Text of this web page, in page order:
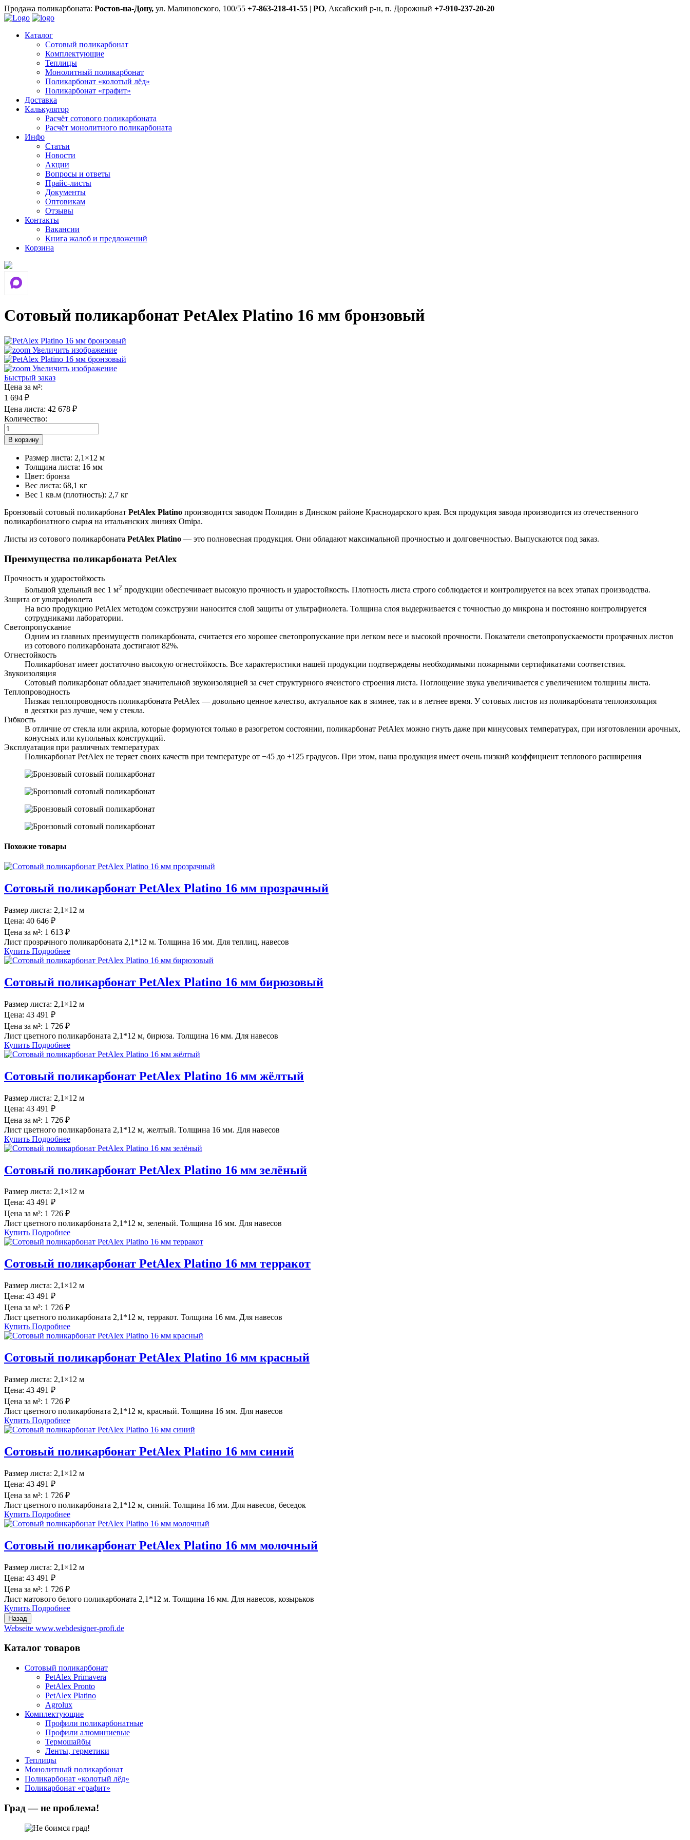
Продажа поликарбоната: Ростов-на-Дону, ул. Малиновского, 100/55 +7-863-218-41-55 | РО, Аксайский р-н, п. Дорожный +7-910-237-20-20
Каталог
Сотовый поликарбонат
Комплектующие
Теплицы
Монолитный поликарбонат
Поликарбонат «колотый лёд»
Поликарбонат «графит»
Доставка
Калькулятор
Расчёт сотового поликарбоната
Расчёт монолитного поликарбоната
Инфо
Статьи
Новости
Акции
Вопросы и ответы
Прайс-листы
Документы
Оптовикам
Отзывы
Контакты
Вакансии
Книга жалоб и предложений
Корзина
Сотовый поликарбонат PetAlex Platino 16 мм бронзовый
Увеличить изображение
Увеличить изображение
Быстрый заказ
Цена за м²:
1 694 ₽
Цена листа: 42 678 ₽
Количество:
Размер листа: 2,1×12 м
Толщина листа: 16 мм
Цвет: бронза
Вес листа: 68,1 кг
Вес 1 кв.м (плотность): 2,7 кг
Бронзовый сотовый поликарбонат PetAlex Platino производится заводом Полидин в Динском районе Краснодарского края. Вся продукция завода производится из отечественного
поликарбонатного сырья на итальянских линиях Omipa.
Листы из сотового поликарбоната PetAlex Platino — это полновесная продукция. Они обладают максимальной прочностью и долговечностью. Выпускаются под заказ.
Преимущества поликарбоната PetAlex
Прочность и ударостойкость
Большой удельный вес 1 м2 продукции обеспечивает высокую прочность и ударостойкость. Плотность листа строго соблюдается и контролируется на всех этапах производства.
Защита от ультрафиолета
На всю продукцию PetAlex методом соэкструзии наносится слой защиты от ультрафиолета. Толщина слоя выдерживается с точностью до микрона и постоянно контролируется
сотрудниками лаборатории.
Светопропускание
Одним из главных преимуществ поликарбоната, считается его хорошее светопропускание при легком весе и высокой прочности. Показатели светопропускаемости прозрачных листов
из сотового поликарбоната достигают 82%.
Огнестойкость
Поликарбонат имеет достаточно высокую огнестойкость. Все характеристики нашей продукции подтверждены необходимыми пожарными сертификатами соответствия.
Звукоизоляция
Сотовый поликарбонат обладает значительной звукоизоляцией за счет структурного ячеистого строения листа. Поглощение звука увеличивается с увеличением толщины листа.
Теплопроводность
Низкая теплопроводность поликарбоната PetAlex — довольно ценное качество, актуальное как в зимнее, так и в летнее время. У сотовых листов из поликарбоната теплоизоляция
в десятки раз лучше, чем у стекла.
Гибкость
В отличие от стекла или акрила, которые формуются только в разогретом состоянии, поликарбонат PetAlex можно гнуть даже при минусовых температурах, при изготовлении арочных,
конусных или купольных конструкций.
Эксплуатация при различных температурах
Поликарбонат PetAlex не теряет своих качеств при температуре от −45 до +125 градусов. При этом, наша продукция имеет очень низкий коэффициент теплового расширения
Похожие товары
Сотовый поликарбонат PetAlex Platino 16 мм прозрачный
Размер листа: 2,1×12 м
Цена: 40 646 ₽
Цена за м²: 1 613 ₽
Лист прозрачного поликарбоната 2,1*12 м. Толщина 16 мм. Для теплиц, навесов
Купить Подробнее
Сотовый поликарбонат PetAlex Platino 16 мм бирюзовый
Размер листа: 2,1×12 м
Цена: 43 491 ₽
Цена за м²: 1 726 ₽
Лист цветного поликарбоната 2,1*12 м, бирюза. Толщина 16 мм. Для навесов
Купить Подробнее
Сотовый поликарбонат PetAlex Platino 16 мм жёлтый
Размер листа: 2,1×12 м
Цена: 43 491 ₽
Цена за м²: 1 726 ₽
Лист цветного поликарбоната 2,1*12 м, желтый. Толщина 16 мм. Для навесов
Купить Подробнее
Сотовый поликарбонат PetAlex Platino 16 мм зелёный
Размер листа: 2,1×12 м
Цена: 43 491 ₽
Цена за м²: 1 726 ₽
Лист цветного поликарбоната 2,1*12 м, зеленый. Толщина 16 мм. Для навесов
Купить Подробнее
Сотовый поликарбонат PetAlex Platino 16 мм терракот
Размер листа: 2,1×12 м
Цена: 43 491 ₽
Цена за м²: 1 726 ₽
Лист цветного поликарбоната 2,1*12 м, терракот. Толщина 16 мм. Для навесов
Купить Подробнее
Сотовый поликарбонат PetAlex Platino 16 мм красный
Размер листа: 2,1×12 м
Цена: 43 491 ₽
Цена за м²: 1 726 ₽
Лист цветного поликарбоната 2,1*12 м, красный. Толщина 16 мм. Для навесов
Купить Подробнее
Сотовый поликарбонат PetAlex Platino 16 мм синий
Размер листа: 2,1×12 м
Цена: 43 491 ₽
Цена за м²: 1 726 ₽
Лист цветного поликарбоната 2,1*12 м, синий. Толщина 16 мм. Для навесов, беседок
Купить Подробнее
Сотовый поликарбонат PetAlex Platino 16 мм молочный
Размер листа: 2,1×12 м
Цена: 43 491 ₽
Цена за м²: 1 726 ₽
Лист матового белого поликарбоната 2,1*12 м. Толщина 16 мм. Для навесов, козырьков
Купить Подробнее
Webseite www.webdesigner-profi.de
Каталог товаров
Сотовый поликарбонат
PetAlex Primavera
PetAlex Pronto
PetAlex Platino
Agrolux
Комплектующие
Профили поликарбонатные
Профили алюминиевые
Термошайбы
Ленты, герметики
Теплицы
Монолитный поликарбонат
Поликарбонат «колотый лёд»
Поликарбонат «графит»
Град — не проблема!